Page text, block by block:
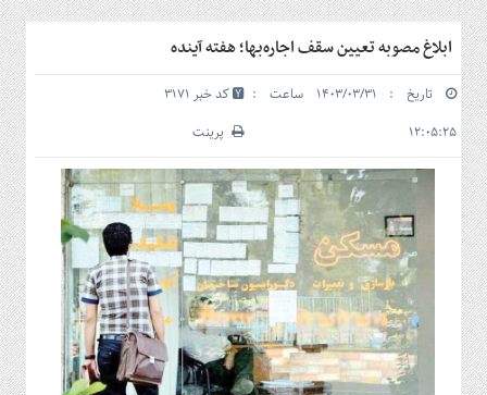
ما
سرویس
ها
بازار
سرمایه
و
بورس
و
شهری
گاز
و
پتروشیمی
ابلاغ مصوبه تعیین سقف اجاره‌بها؛ هفته آینده
تاریخ : ۱۴۰۳/۰۳/۳۱ ساعت :
۱۲:۰۵:۲۵
کد خبر 3171
پرینت